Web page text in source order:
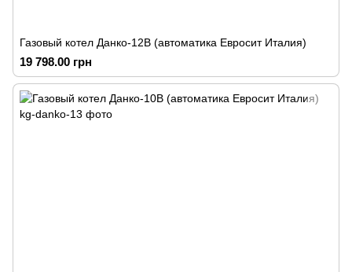
Газовый котел Данко-12В (автоматика Евросит Италия)
19 798.00 грн